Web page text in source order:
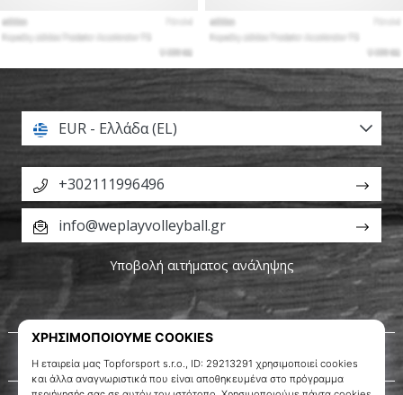
Σχετικά μ' εμάς
EUR - Ελλάδα (EL)
+302111996496
info@weplayvolleyball.gr
Υποβολή αιτήματος ανάληψης